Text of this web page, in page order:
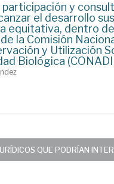
participación y
el desarrollo
equitativa, dentro del
la Comisión
y Utilización
Biológica
QUE PODRÍAN